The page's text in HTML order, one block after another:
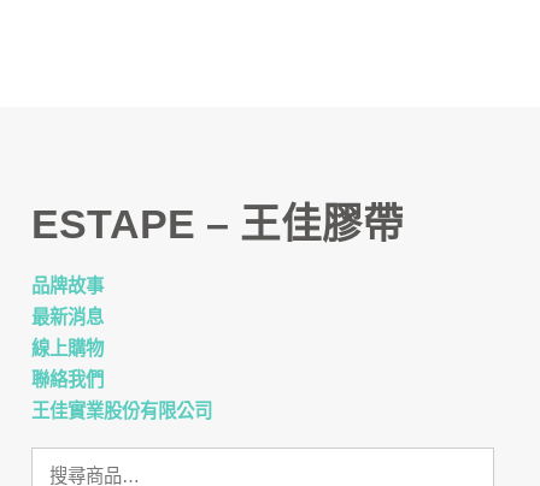
ESTAPE – 王佳膠帶
品牌故事
最新消息
線上購物
聯絡我們
王佳實業股份有限公司